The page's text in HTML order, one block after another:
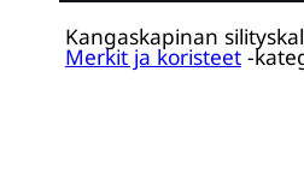
Kangaskapinan
Merkit ja koristeet-